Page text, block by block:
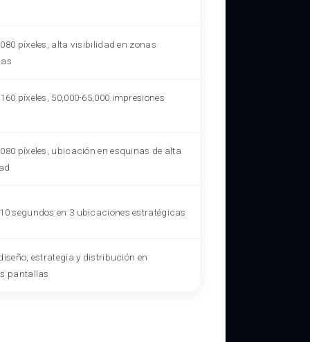
píxeles, alta visibilidad en zonas
píxeles, 50,000-65,000 impresiones
píxeles, ubicación en esquinas de alta
segundos en 3 ubicaciones estratégicas
estrategia y distribución en
pantallas